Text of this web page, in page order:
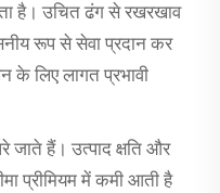
है। उचित ढंग से रखरखाव
रूप से सेवा प्रदान कर
के लिए लागत प्रभावी
जाते हैं। उत्पाद क्षति और
प्रीमियम में कमी आती है